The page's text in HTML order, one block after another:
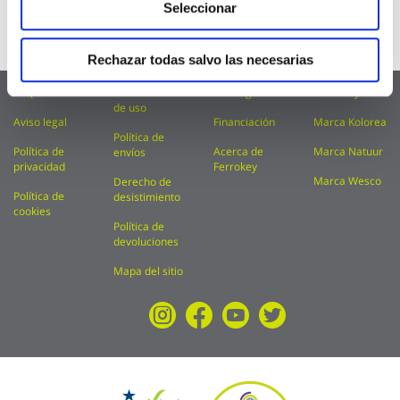
Seleccionar
Rechazar todas salvo las necesarias
Teléfono914 815 681
Whatsapp689 163 848
FAQ
Aviso legal
Política de
privacidad
Política de
cookies
Condiciones
de uso
Política de
envíos
Derecho de
desistimiento
Política de
devoluciones
Mapa del sitio
Catálogos
Financiación
Acerca de
Ferrokey
Marca Kylate
Marca Kolorea
Marca Natuur
Marca Wesco